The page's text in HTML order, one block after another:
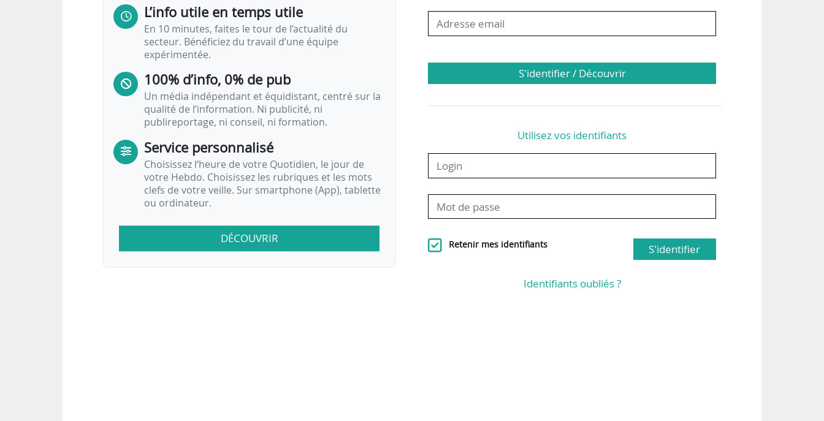
L’info utile en temps utile
En 10 minutes, faites le tour de l’actualité du
secteur. Bénéficiez du travail d’une équipe
expérimentée.
100% d’info, 0% de pub
Un média indépendant et équidistant, centré sur la
qualité de l’information. Ni publicité, ni
publireportage, ni conseil, ni formation.
Service personnalisé
Choisissez l‘heure de votre Quotidien, le jour de
votre Hebdo. Choisissez les rubriques et les mots
clefs de votre veille. Sur smartphone (App), tablette
ou ordinateur.
DÉCOUVRIR
S'identifier / Découvrir
Utilisez vos identifiants
Retenir mes identifiants S'identifier
Identifiants oubliés ?